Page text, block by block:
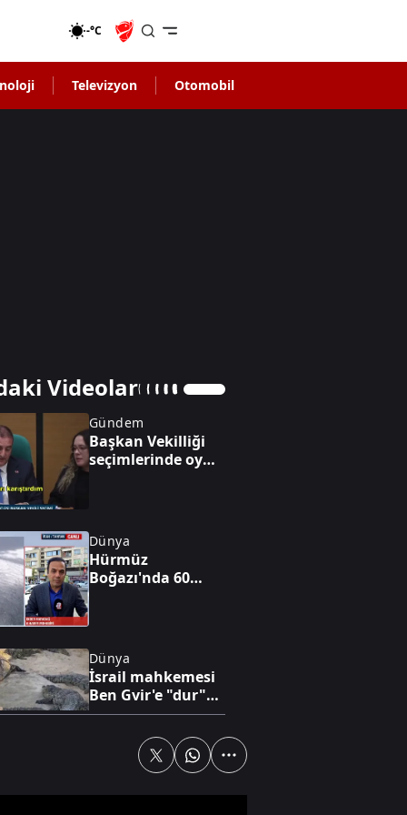
-°C
Televizyon Otomobil
Videolar
Gündem
Başkan Vekilliği
seçimlerinde oy
Dünya
Hürmüz
Boğazı'nda 60
Dünya
İsrail mahkemesi
Ben Gvir'e "dur"
dedi
Gabar'da petrol